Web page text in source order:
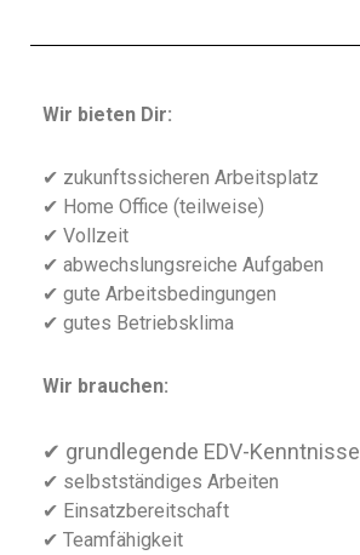
Wir bieten Dir:
✔ zukunftssicheren Arbeitsplatz
✔ Home Office (teilweise)
✔ Vollzeit
✔ abwechslungsreiche Aufgaben
✔ gute Arbeitsbedingungen
✔ gutes Betriebsklima
Wir brauchen:
✔ grundlegende EDV-Kenntnisse
✔ selbstständiges Arbeiten
✔ Einsatzbereitschaft
✔ Teamfähigkeit